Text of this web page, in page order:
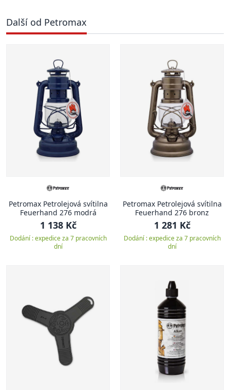
Další od Petromax
Petromax Petrolejová svítilna
Feuerhand 276 modrá
1 138 Kč
Dodání : expedice za 7 pracovních
dní
Petromax Petrolejová svítilna
Feuerhand 276 bronz
1 281 Kč
Dodání : expedice za 7 pracovních
dní